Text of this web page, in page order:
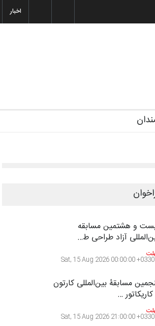
اخبار
و هشتمین مسابقه
آزاد طراحی ط…
مسابقۀ بین‌المللی کارتون
و کاریکاتور …